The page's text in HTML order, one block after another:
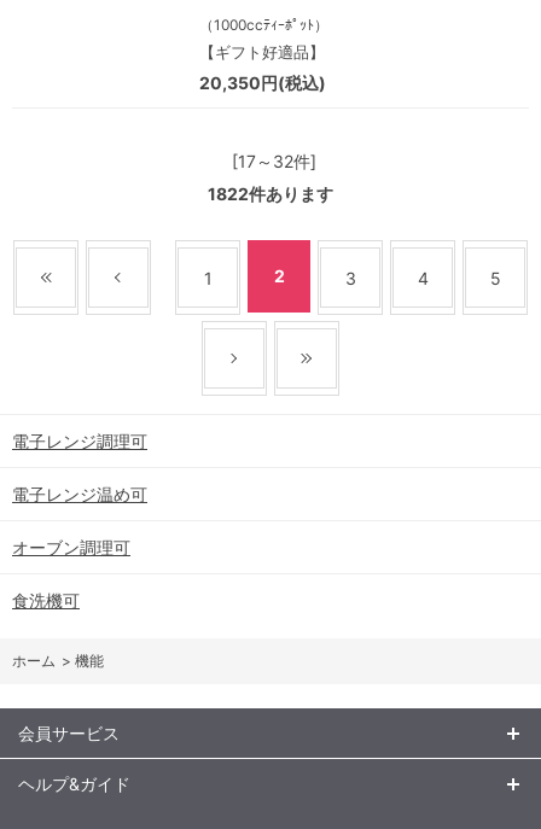
（1000ccﾃｨｰﾎﾟｯﾄ）
【ギフト好適品】
20,350円(税込)
[17～32件]
1822件あります
1 2 3 4 5
電子レンジ調理可
電子レンジ温め可
オーブン調理可
食洗機可
ホーム > 機能
会員サービス
ヘルプ&ガイド